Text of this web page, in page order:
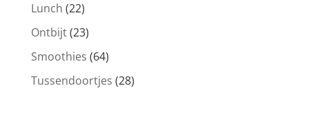
Lunch (22)
Ontbijt(23)
Smoothies (64)
Tussendoortjes (28)